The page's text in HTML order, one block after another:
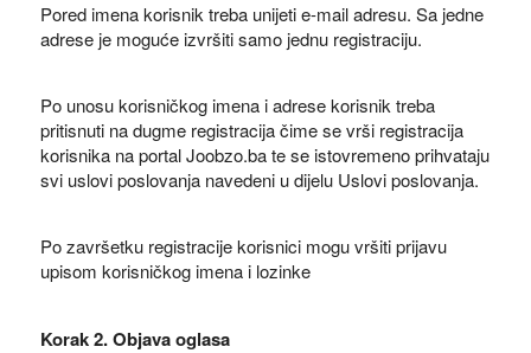
Pored imena korisnik treba unijeti e-mail adresu. Sa jedne
adrese je moguće izvršiti samo jednu registraciju.
Po unosu korisničkog imena i adrese korisnik treba
pritisnuti na dugme registracija čime se vrši registracija
korisnika na portal Joobzo.ba te se istovremeno prihvataju
svi uslovi poslovanja navedeni u dijelu Uslovi poslovanja.
Po završetku registracije korisnici mogu vršiti prijavu
upisom korisničkog imena i lozinke
Korak 2. Objava oglasa